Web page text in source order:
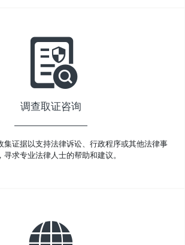
调查取证咨询
集证据以支持法律诉讼、行政程序或其他法律事
寻求专业法律人士的帮助和建议。